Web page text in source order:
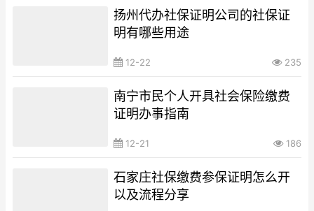
扬州代办社保证明公司的社保证
明有哪些用途
12-22 235
南宁市民个人开具社会保险缴费
证明办事指南
12-21 186
石家庄社保缴费参保证明怎么开
以及流程分享